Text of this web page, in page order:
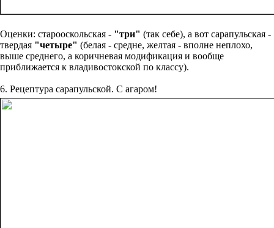
Оценки: старооскольская - "три" (так себе), а вот сарапульская -
твердая "четыре" (белая - средне, желтая - вполне неплохо,
выше среднего, а коричневая модификация и вообще
приближается к владивостокской по классу).
6. Рецептура сарапульской. С агаром!